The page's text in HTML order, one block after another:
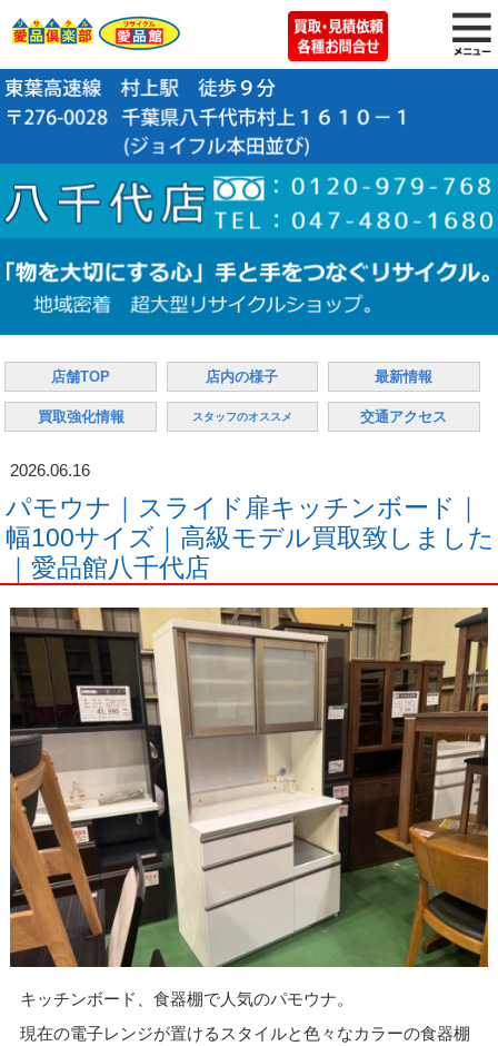
店舗TOP 店内の様子 最新情報
買取強化情報 スタッフのオススメ 交通アクセス
2026.06.16
パモウナ｜スライド扉キッチンボード｜
幅100サイズ｜高級モデル買取致しました
｜愛品館八千代店
キッチンボード、食器棚で人気のパモウナ。
現在の電子レンジが置けるスタイルと色々なカラーの食器棚